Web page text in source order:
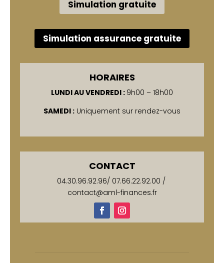
Simulation gratuite
Simulation assurance gratuite
HORAIRES
LUNDI AU VENDREDI : 9h00 – 18h00
SAMEDI : Uniquement sur rendez-vous
CONTACT
04.30.96.92.96/ 07.66.22.92.00 /
contact@aml-finances.fr